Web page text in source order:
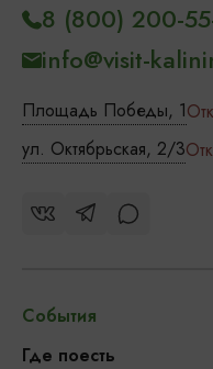
Площадь Победы, 1
ул. Октябрьская, 2/3
8 (800) 200-
info@visit-
События
Где поесть